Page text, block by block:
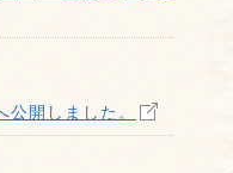
開しました。